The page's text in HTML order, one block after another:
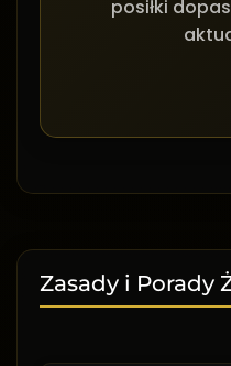
posiłki
Zasady i Porady